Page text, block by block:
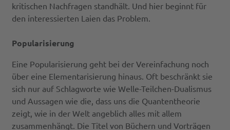
kritischen Nachfragen standhält. Und hier beginnt für
den interessierten Laien das Problem.
Popularisierung
Eine Popularisierung geht bei der Vereinfachung noch
über eine Elementarisierung hinaus. Oft beschränkt sie
sich nur auf Schlagworte wie Welle-Teilchen-Dualismus
und Aussagen wie die, dass uns die Quantentheorie
zeigt, wie in der Welt angeblich alles mit allem
zusammenhängt. Die Titel von Büchern und Vorträgen